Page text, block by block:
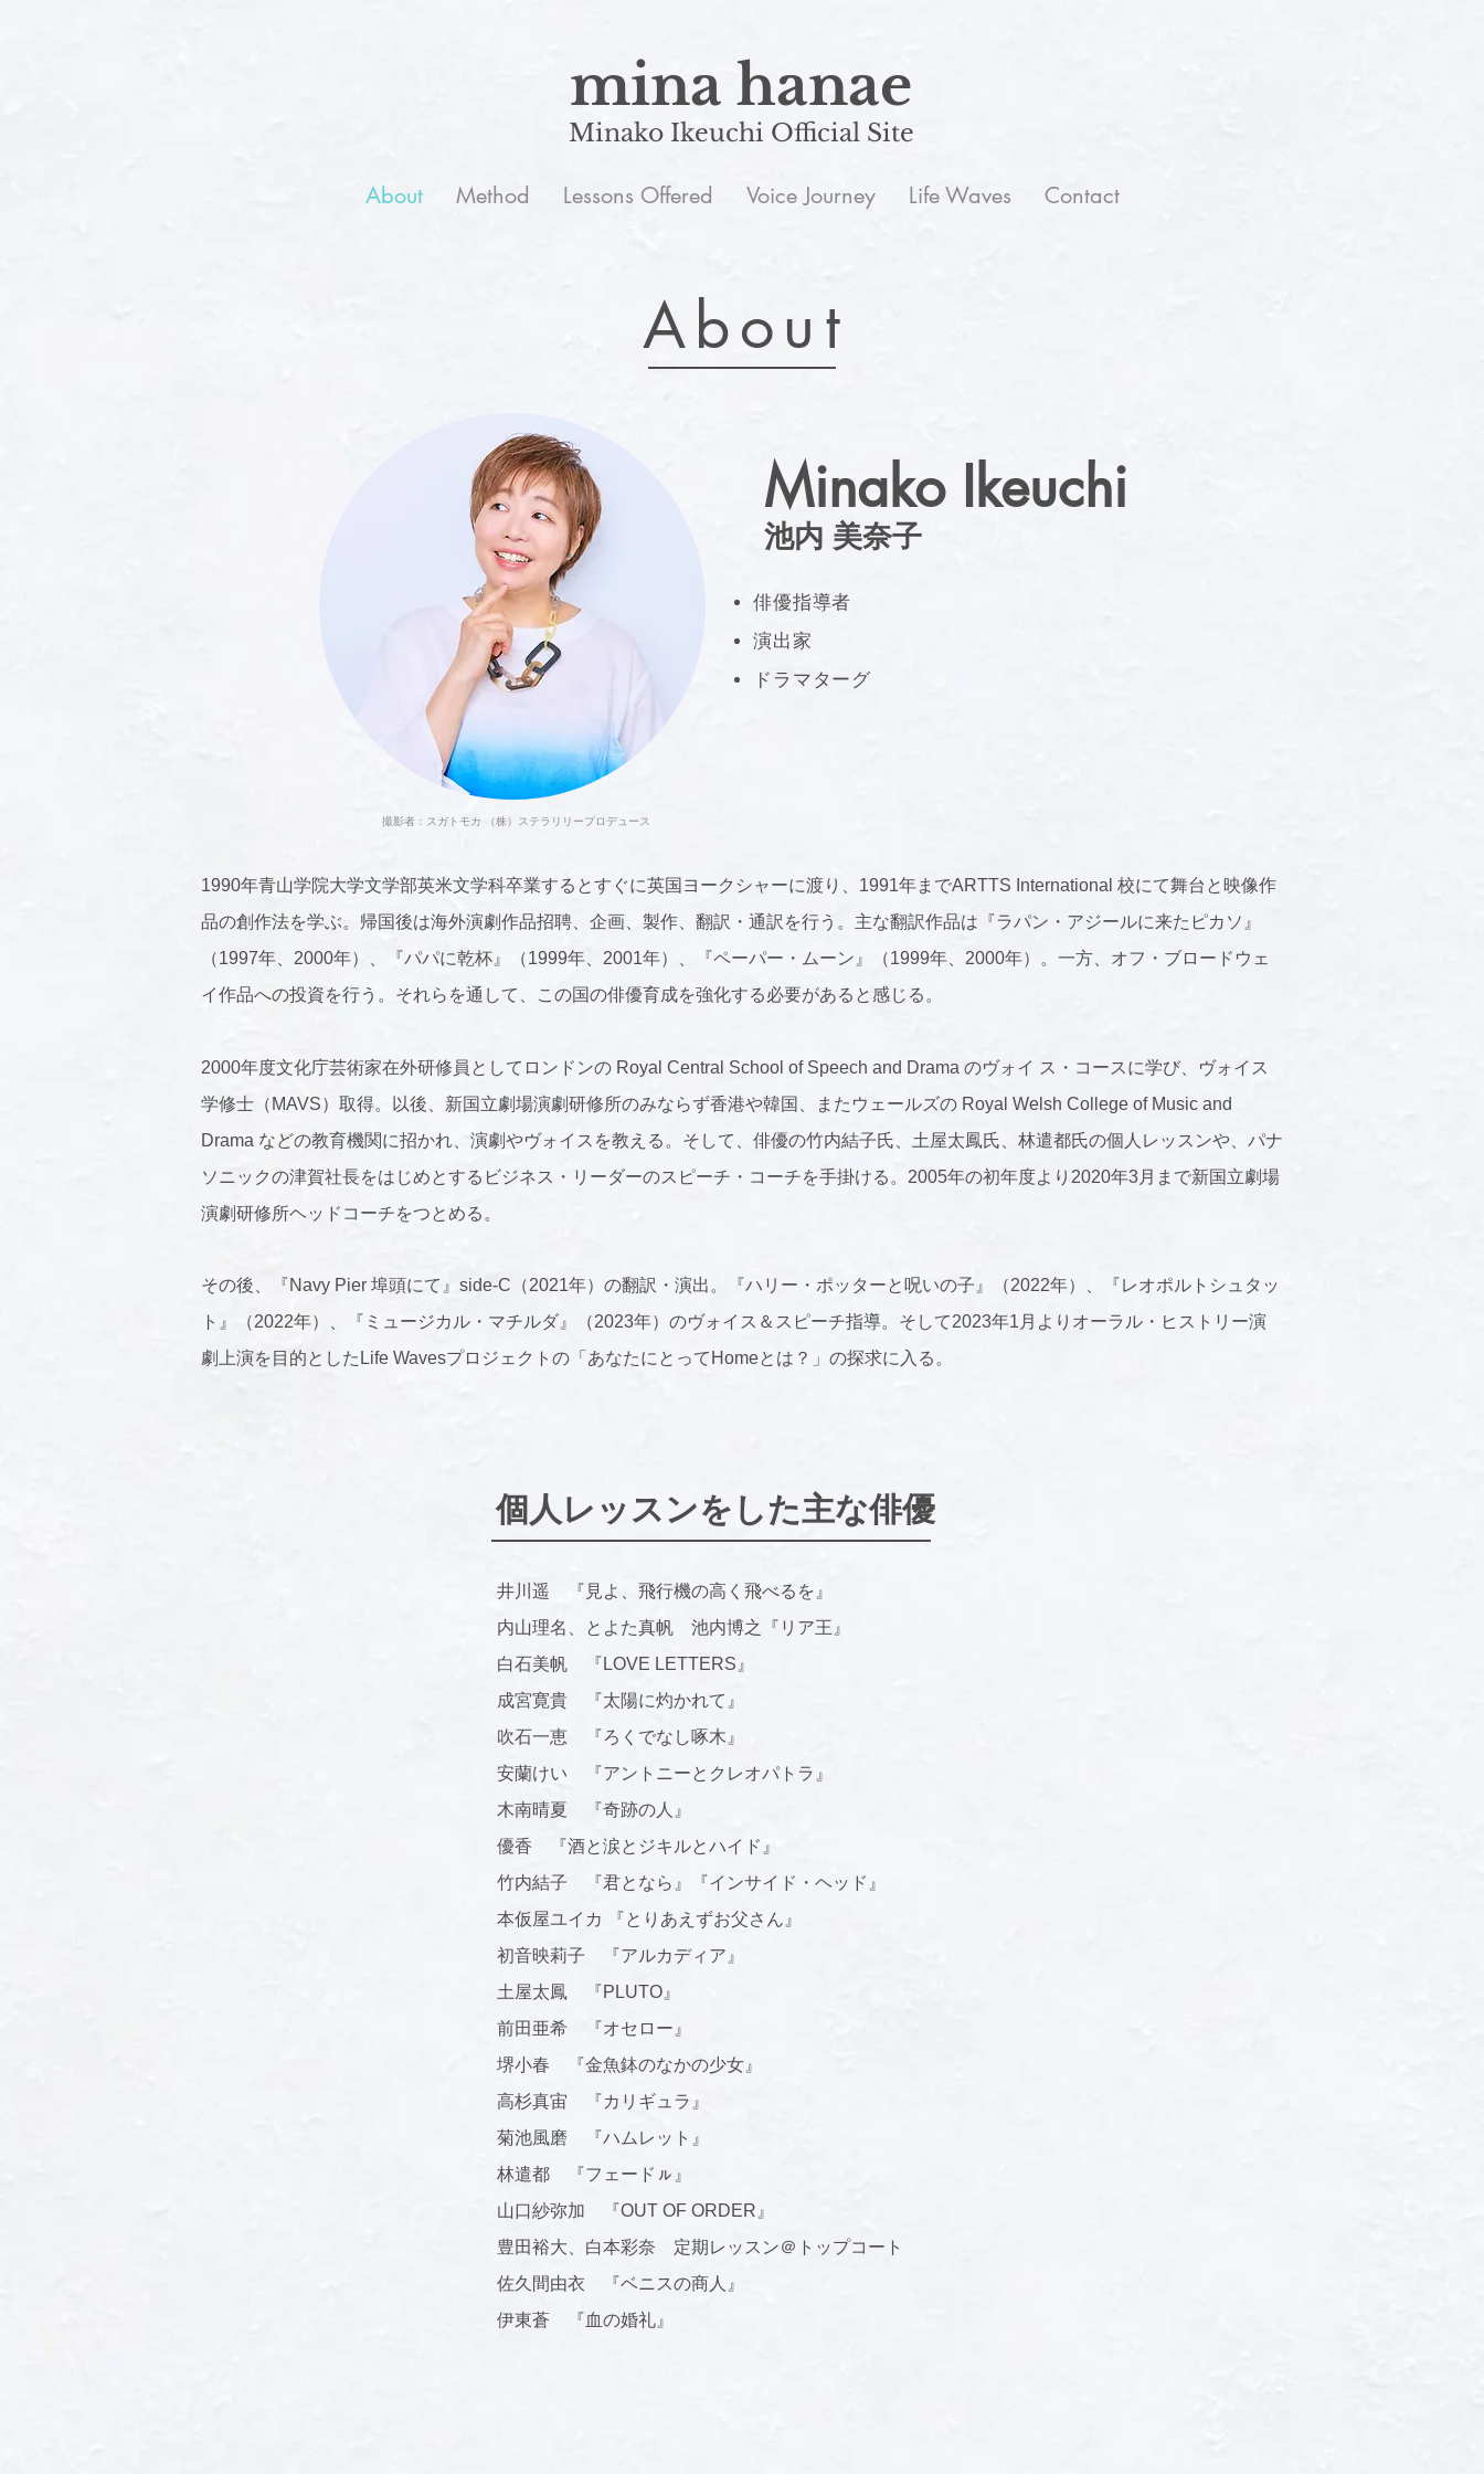
mina hanae
Minako Ikeuchi Official Site
About Method Lessons Offered Voice Journey Life Waves Contact
About
Minako Ikeuchi
池内 美奈子
俳優指導者
演出家
ドラマターグ
撮影者：スガトモカ （株）ステラリリープロデュース
1990年青山学院大学文学部英米文学科卒業するとすぐに英国ヨークシャーに渡り、1991年までARTTS International 校にて舞台と映像作
品の創作法を学ぶ。帰国後は海外演劇作品招聘、企画、製作、翻訳・通訳を行う。主な翻訳作品は『ラパン・アジールに来たピカソ』
（1997年、2000年）、『パパに乾杯』（1999年、2001年）、『ペーパー・ムーン』（1999年、2000年）。一方、オフ・ブロードウェ
イ作品への投資を行う。それらを通して、この国の俳優育成を強化する必要があると感じる。
2000年度文化庁芸術家在外研修員としてロンドンの Royal Central School of Speech and Drama のヴォイ ス・コースに学び、ヴォイス
学修士（MAVS）取得。以後、新国立劇場演劇研修所のみならず香港や韓国、またウェールズの Royal Welsh College of Music and
Drama などの教育機関に招かれ、演劇やヴォイスを教える。そして、俳優の竹内結子氏、土屋太鳳氏、林遣都氏の個人レッスンや、パナ
ソニックの津賀社長をはじめとするビジネス・リーダーのスピーチ・コーチを手掛ける。2005年の初年度より2020年3月まで新国立劇場
演劇研修所ヘッドコーチをつとめる。
その後、『Navy Pier 埠頭にて』side-C（2021年）の翻訳・演出。『ハリー・ポッターと呪いの子』（2022年）、『レオポルトシュタッ
ト』（2022年）、『ミュージカル・マチルダ』（2023年）のヴォイス＆スピーチ指導。そして2023年1月よりオーラル・ヒストリー演
劇上演を目的としたLife Wavesプロジェクトの「あなたにとってHomeとは？」の探求に入る。
​個人レッスンをした主な俳優
井川遥 『見よ、飛行機の高く飛べるを』
内山理名、とよた真帆 池内博之『リア王』
白石美帆 『LOVE LETTERS』
成宮寛貴 『太陽に灼かれて』
吹石一恵 『ろくでなし啄木』
安蘭けい 『アントニーとクレオパトラ』
木南晴夏 『奇跡の人』
優香 『酒と涙とジキルとハイド』
竹内結子 『君となら』『インサイド・ヘッド』
本仮屋ユイカ 『とりあえずお父さん』
初音映莉子 『アルカディア』
土屋太鳳 『PLUTO』
前田亜希 『オセロー』
堺小春 『金魚鉢のなかの少女』
高杉真宙 『カリギュラ』
菊池風磨 『ハムレット』
林遣都 『フェードㇽ』
山口紗弥加 『OUT OF ORDER』
豊田裕大、白本彩奈 定期レッスン＠トップコート
佐久間由衣 『ベニスの商人』
伊東蒼 『血の婚礼』